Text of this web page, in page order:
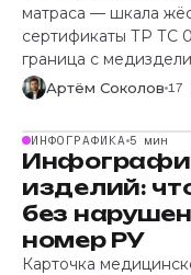
матраса — шкала
сертификаты ТР ТС
граница с
Артём Соколов 17
ИНФОГРАФИКА 5 мин
изделий:
без
номер РУ
Карточка